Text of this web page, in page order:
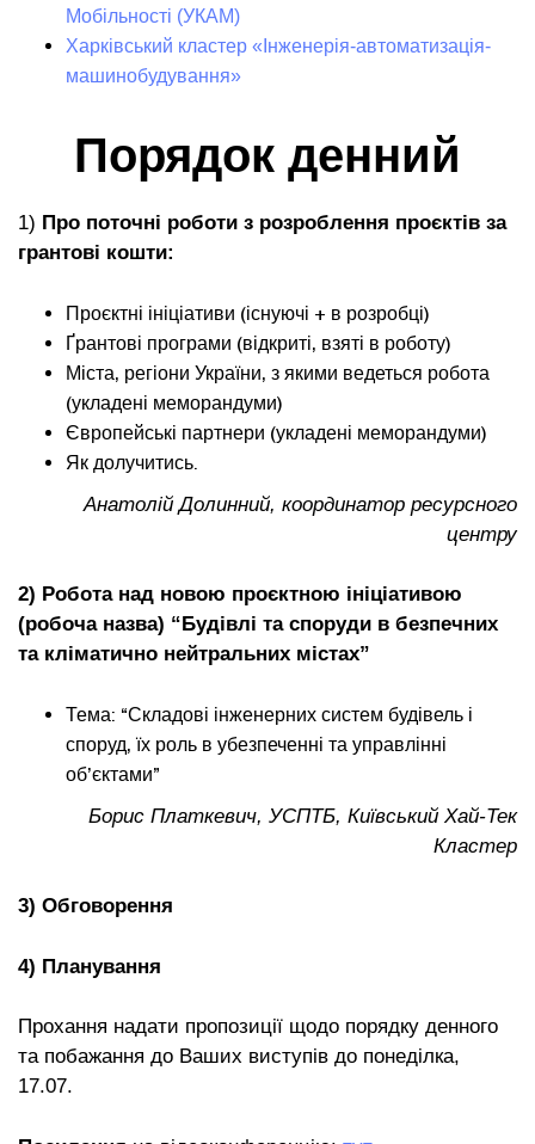
Мобільності (УКАМ)
Харківський кластер «Інженерія-автоматизація-
машинобудування»
Порядок денний
1) Про поточні роботи з розроблення проєктів за
грантові кошти:
Проєктні ініціативи (існуючі + в розробці)
Ґрантові програми (відкриті, взяті в роботу)
Міста, регіони України, з якими ведеться робота
(укладені меморандуми)
Європейські партнери (укладені меморандуми)
Як долучитись.
Анатолій Долинний, координатор ресурсного
центру
2) Робота над новою проєктною ініціативою
(робоча назва) “Будівлі та споруди в безпечних
та кліматично нейтральних містах”
Тема: “Складові інженерних систем будівель і
споруд, їх роль в убезпеченні та управлінні
об’єктами”
Борис Платкевич, УСПТБ, Київський Хай-Тек
Кластер
3) Обговорення
4) Планування
Прохання надати пропозиції щодо порядку денного
та побажання до Ваших виступів до понеділка,
17.07.